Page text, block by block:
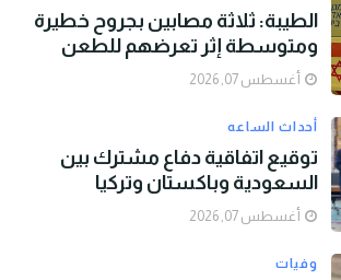
الطيبة: ثلاثة مصابين بجروح خطيرة
ومتوسطة إثر تعرضهم للطعن
أغسطس 07, 2026
أحداث الساعه
توقيع اتفاقية دفاع مشترك بين
السعودية وباكستان وتركيا
أغسطس 07, 2026
وفيات